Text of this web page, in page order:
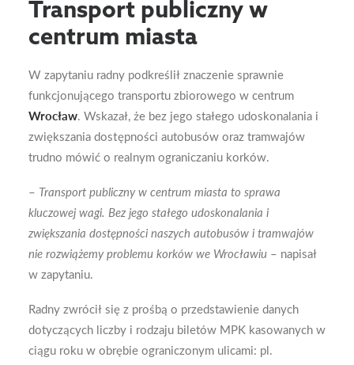
Transport publiczny w
centrum miasta
W zapytaniu radny podkreślił znaczenie sprawnie
funkcjonującego transportu zbiorowego w centrum
Wrocław. Wskazał, że bez jego stałego udoskonalania i
zwiększania dostępności autobusów oraz tramwajów
trudno mówić o realnym ograniczaniu korków.
– Transport publiczny w centrum miasta to sprawa
kluczowej wagi. Bez jego stałego udoskonalania i
zwiększania dostępności naszych autobusów i tramwajów
nie rozwiążemy problemu korków we Wrocławiu – napisał
w zapytaniu.
Radny zwrócił się z prośbą o przedstawienie danych
dotyczących liczby i rodzaju biletów MPK kasowanych w
ciągu roku w obrębie ograniczonym ulicami: pl.